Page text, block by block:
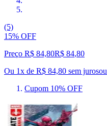
(5)
15% OFF
Preço R$ 84,80R$ 84,80
Ou 1x de R$ 84,80 sem jurosou
Cupom 10% OFF